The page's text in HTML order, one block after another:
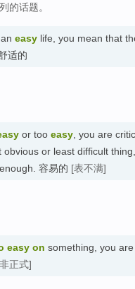
的话题。
easy life, you mean that
适的
or too easy , you are
or least difficult
容易的 [表不满]
easy on something, you
正式]